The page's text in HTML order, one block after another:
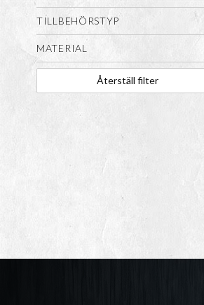
TILLBEHÖRSTYP
MATERIAL
Återställ filter